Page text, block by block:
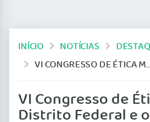
INÍCIO NOTÍCIAS
VI CONGRESSO DE ÉTICA MÉDICA DO DISTRITO FEDERAL E O IV CONGRESSO DE ÉTICA MÉDICA DOS ESTUDANTES DE MEDICINA DO DF
VI Congresso de
Distrito Federal e